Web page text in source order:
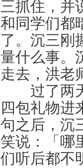
三抓住，并
和同学们都
了。沉三刚
量什么事。
走去，洪老
过了两天
四包礼物进
句之后，沉
笑说：「哪
们听后都不